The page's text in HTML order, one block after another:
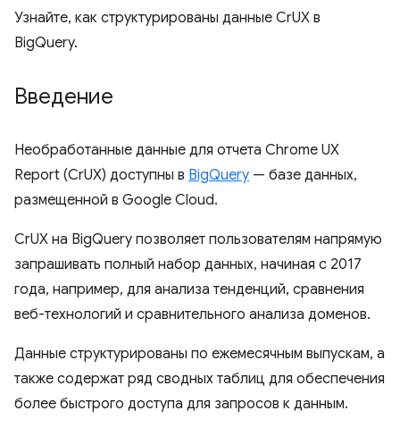
Узнайте, как структурированы данные CrUX в
BigQuery.
Введение
Необработанные данные для отчета Chrome UX
Report (CrUX) доступны в BigQuery — базе данных,
размещенной в Google Cloud.
CrUX на BigQuery позволяет пользователям напрямую
запрашивать полный набор данных, начиная с 2017
года, например, для анализа тенденций, сравнения
веб-технологий и сравнительного анализа доменов.
Данные структурированы по ежемесячным выпускам, а
также содержат ряд сводных таблиц для обеспечения
более быстрого доступа для запросов к данным.